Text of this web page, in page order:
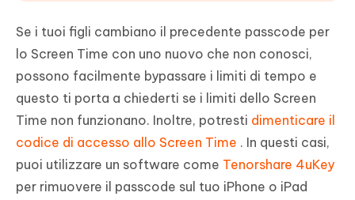
Se i tuoi figli cambiano il precedente passcode per
lo Screen Time con uno nuovo che non conosci,
possono facilmente bypassare i limiti di tempo e
questo ti porta a chiederti se i limiti dello Screen
Time non funzionano. Inoltre, potresti dimenticare il
codice di accesso allo Screen Time . In questi casi,
puoi utilizzare un software come Tenorshare 4uKey
per rimuovere il passcode sul tuo iPhone o iPad